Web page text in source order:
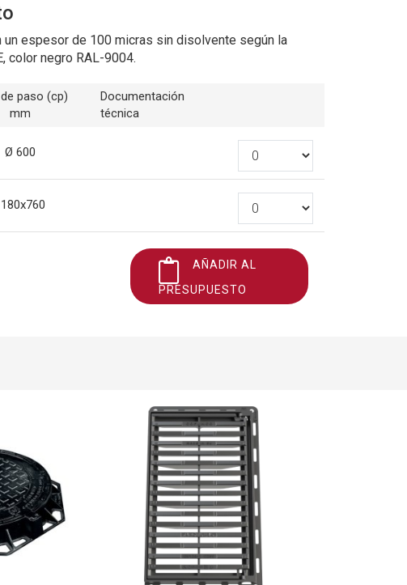
espesor de 100 micras sin disolvente según la
color negro RAL-9004.
paso (cp)
mm
Documentación
técnica
Ø 600
AÑADIR AL
PRESUPUESTO